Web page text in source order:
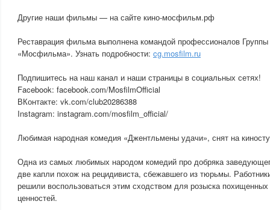
Другие наши фильмы — на сайте кино-мосфильм.рф
Реставрация фильма выполнена командой профессионалов
«Мосфильма». Узнать подробности: cg.mosfilm.ru
Подпишитесь на наш канал и наши страницы в социальных сетях!
Facebook: facebook.com/MosfilmOfficial
ВКонтакте: vk.com/club20286388
Instagram: instagram.com/mosfilm_official/
Любимая народная комедия «Джентльмены удачи», снят на
Одна из самых любимых народом комедий про добряка
две капли похож на рецидивиста, сбежавшего из тюрьмы.
решили воспользоваться этим сходством для розыска похищенных
ценностей.